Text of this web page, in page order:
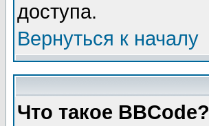
доступа.
Вернуться к началу
Что такое BBCode?